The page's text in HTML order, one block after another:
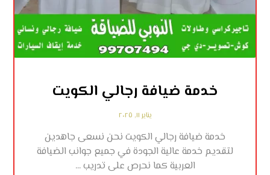
خدمة ضيافة رجالي الكويت
يناير ١١, ٢٠٢٥
خدمة ضيافة رجالي الكويت نحن نسعى جاهدين
لتقديم خدمة عالية الجودة في جميع جوانب الضيافة
العربية كما نحرص على تدريب ...